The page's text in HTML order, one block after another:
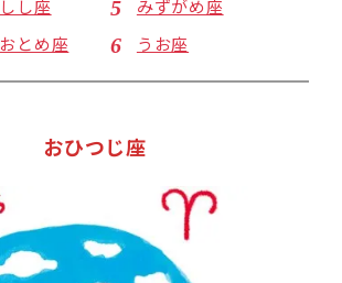
しし座
おとめ座
みずがめ座
うお座
おひつじ座